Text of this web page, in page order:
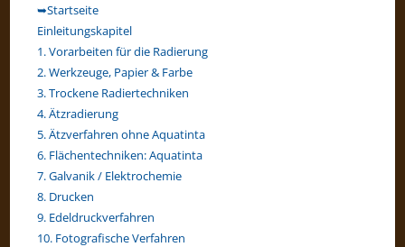
➥Startseite
Einleitungskapitel
1. Vorarbeiten für die Radierung
2. Werkzeuge, Papier & Farbe
3. Trockene Radiertechniken
4. Ätzradierung
5. Ätzverfahren ohne Aquatinta
6. Flächentechniken: Aquatinta
7. Galvanik / Elektrochemie
8. Drucken
9. Edeldruckverfahren
10. Fotografische Verfahren